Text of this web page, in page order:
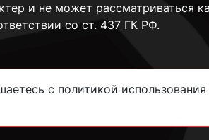
и не может рассматриваться
со ст. 437 ГК РФ.
с политикой